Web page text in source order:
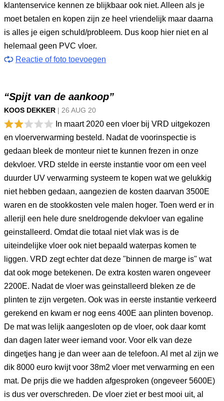
klantenservice kennen ze blijkbaar ook niet. Alleen als je
moet betalen en kopen zijn ze heel vriendelijk maar daarna
is alles je eigen schuld/probleem. Dus koop hier niet en al
helemaal geen PVC vloer.
Reactie of foto toevoegen
“Spijt van de aankoop”
KOOS DEKKER | 26 AUG 20
In maart 2020 een vloer bij VRD uitgekozen
en vloerverwarming besteld. Nadat de voorinspectie is
gedaan bleek de monteur niet te kunnen frezen in onze
dekvloer. VRD stelde in eerste instantie voor om een veel
duurder UV verwarming systeem te kopen wat we gelukkig
niet hebben gedaan, aangezien de kosten daarvan 3500E
waren en de stookkosten vele malen hoger. Toen werd er in
allerijl een hele dure sneldrogende dekvloer van egaline
geinstalleerd. Omdat die totaal niet vlak was is de
uiteindelijke vloer ook niet bepaald waterpas komen te
liggen. VRD zegt echter dat deze "binnen de marge is" wat
dat ook moge betekenen. De extra kosten waren ongeveer
2200E. Nadat de vloer was geinstalleerd bleken ze de
plinten te zijn vergeten. Ook was in eerste instantie verkeerd
gerekend en kwam er nog eens 400E aan plinten bovenop.
De mat was lelijk aangesloten op de vloer, ook daar komt
dan dagen later weer iemand voor. Voor elk van deze
dingetjes hang je dan weer aan de telefoon. Al met al zijn we
dik 8000 euro kwijt voor 38m2 vloer met verwarming en een
mat. De prijs die we hadden afgesproken (ongeveer 5600E)
is dus ver overschreden. De vloer ziet er best mooi uit, al